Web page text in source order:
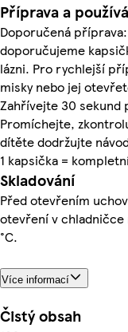
Příprava a
Doporučená
doporučujeme
lázni. Pro rychlejší
misky nebo jej
Zahřívejte 30 sekund
Promíchejte,
dítěte dodržujte
1 kapsička =
Skladování
Před otevřením
otevření v chladničce
°C.
Více informací
Čistý obsah